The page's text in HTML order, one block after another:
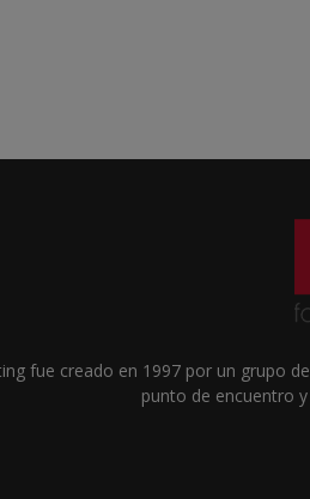
fue creado en 1997 por un grupo
punto de encuentro